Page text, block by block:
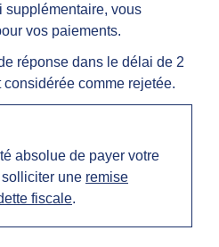
supplémentaire, vous
vos paiements.
réponse dans le délai de 2
comme rejetée.
absolue de payer votre
une remise
fiscale.